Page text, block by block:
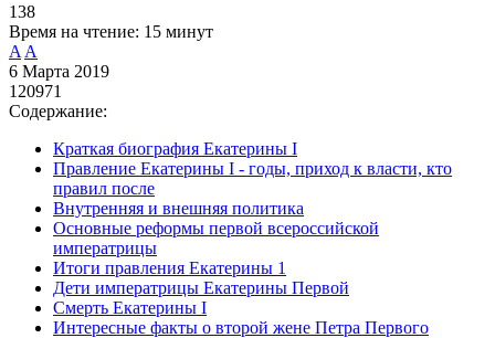
138
Время на чтение: 15 минут
A A
6 Марта 2019
120971
Содержание:
Краткая биография Екатерины I
Правление Екатерины I - годы, приход к власти, кто
правил после
Внутренняя и внешняя политика
Основные реформы первой всероссийской
императрицы
Итоги правления Екатерины 1
Дети императрицы Екатерины Первой
Смерть Екатерины I
Интересные факты о второй жене Петра Первого